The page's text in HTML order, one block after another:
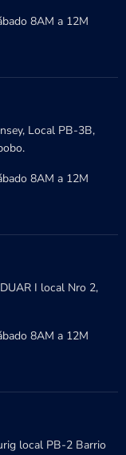
8AM a 12M
Local PB-3B,
8AM a 12M
I local Nro 2,
8AM a 12M
local PB-2 Barrio